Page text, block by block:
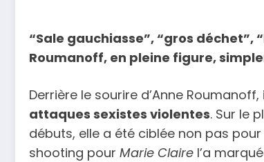
“Sale gauchiasse”, “gros déchet”,
Roumanoff, en pleine figure,
Derrière le sourire d’Anne
attaques sexistes violentes. Sur le
débuts, elle a été ciblée non pas
shooting pour Marie Claire l’a